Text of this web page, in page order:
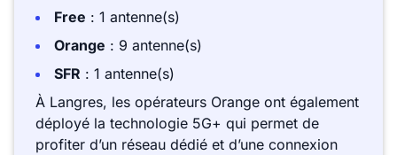
Free : 1 antenne(s)
Orange : 9 antenne(s)
SFR : 1 antenne(s)
À Langres, les opérateurs Orange ont également
déployé la technologie 5G+ qui permet de
profiter d’un réseau dédié et d’une connexion